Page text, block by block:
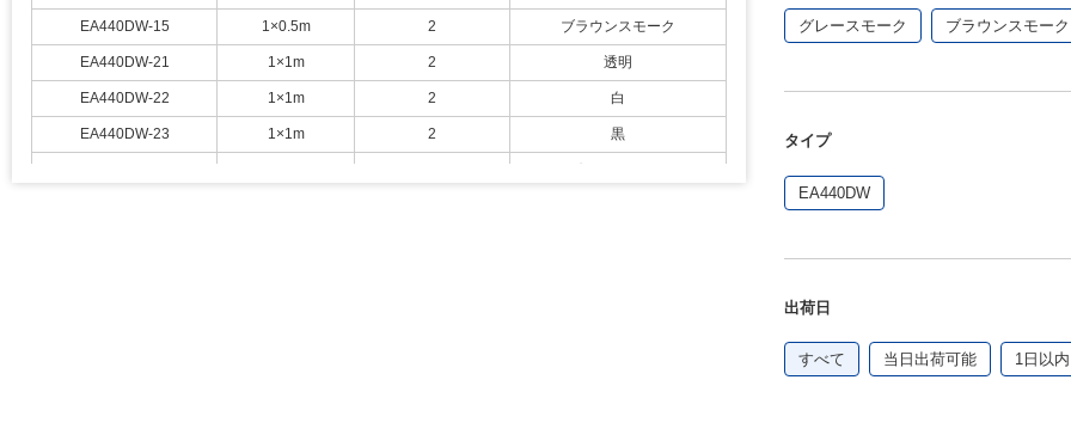
EA440DW-15 1×0.5m 2 ブラウンスモーク
EA440DW-21 1×1m 2 透明
EA440DW-22 1×1m 2 白
EA440DW-23 1×1m 2 黒
グレースモーク ブラウンスモーク
タイプ
EA440DW
出荷日
すべて 当日出荷可能 1日以内